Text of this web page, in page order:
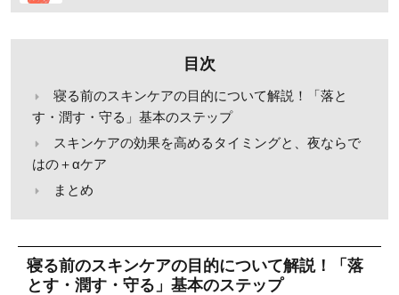
目次
寝る前のスキンケアの目的について解説！「落と
す・潤す・守る」基本のステップ
スキンケアの効果を高めるタイミングと、夜ならで
はの＋αケア
まとめ
寝る前のスキンケアの目的について解説！「落
とす・潤す・守る」基本のステップ